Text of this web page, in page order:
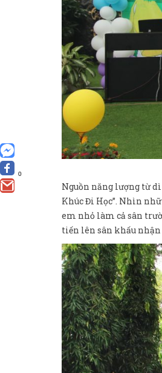
0
Nguồn năng lượng từ
Khúc Đi Học”. Nhìn
em nhỏ làm cả sân
tiến lên sân khấu nhận